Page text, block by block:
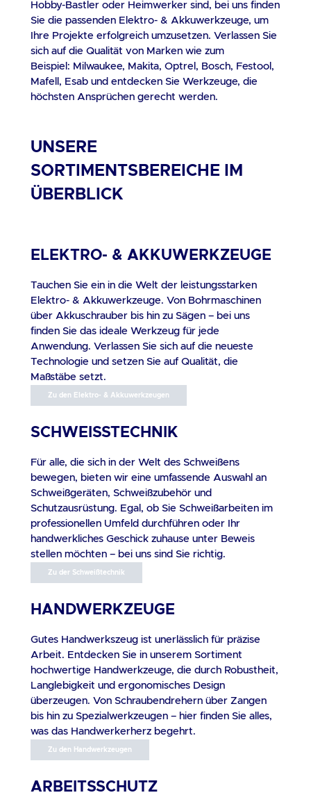
Hobby-Bastler oder Heimwerker sind, bei uns finden
Sie die passenden Elektro- & Akkuwerkzeuge, um
Ihre Projekte erfolgreich umzusetzen. Verlassen Sie
sich auf die Qualität von Marken wie zum
Beispiel: Milwaukee, Makita, Optrel , Bosch, Festool ,
Mafell , Esab und entdecken Sie Werkzeuge, die
höchsten Ansprüchen gerecht werden.
UNSERE
SORTIMENTSBEREICHE IM
ÜBERBLICK
ELEKTRO- & AKKUWERKZEUGE
Tauchen Sie ein in die Welt der leistungsstarken
Elektro- & Akkuwerkzeuge. Von Bohrmaschinen
über Akkuschrauber bis hin zu Sägen – bei uns
finden Sie das ideale Werkzeug für jede
Anwendung. Verlassen Sie sich auf die neueste
Technologie und setzen Sie auf Qualität, die
Maßstäbe setzt.
Zu den Elektro- & Akkuwerkzeugen
SCHWEISSTECHNIK
Für alle, die sich in der Welt des Schweißens
bewegen, bieten wir eine umfassende Auswahl an
Schweißgeräten, Schweißzubehör und
Schutzausrüstung. Egal, ob Sie Schweißarbeiten im
professionellen Umfeld durchführen oder Ihr
handwerkliches Geschick zuhause unter Beweis
stellen möchten – bei uns sind Sie richtig.
Zu der Schweißtechnik
HANDWERKZEUGE
Gutes Handwerkszeug ist unerlässlich für präzise
Arbeit. Entdecken Sie in unserem Sortiment
hochwertige Handwerkzeuge, die durch Robustheit,
Langlebigkeit und ergonomisches Design
überzeugen. Von Schraubendrehern über Zangen
bis hin zu Spezialwerkzeugen – hier finden Sie alles,
was das Handwerkerherz begehrt.
Zu den Handwerkzeugen
ARBEITSSCHUTZ